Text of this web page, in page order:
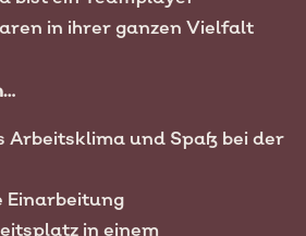
in ihrer ganzen Vielfalt
Arbeitsklima und Spaß bei der
Einarbeitung
in einem